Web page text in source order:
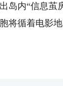
内“信息茧
将循着电影